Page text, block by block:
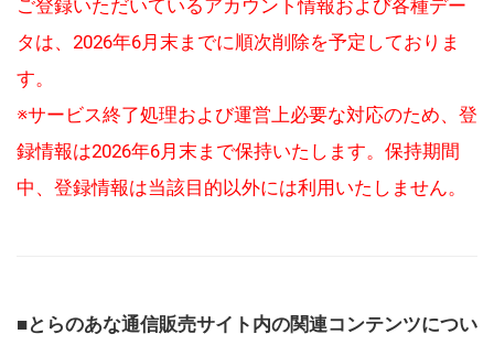
ご登録いただいているアカウント情報および各種デー
タは、2026年6月末までに順次削除を予定しておりま
す。
※サービス終了処理および運営上必要な対応のため、登
録情報は2026年6月末まで保持いたします。保持期間
中、登録情報は当該目的以外には利用いたしません。
■とらのあな通信販売サイト内の関連コンテンツについ